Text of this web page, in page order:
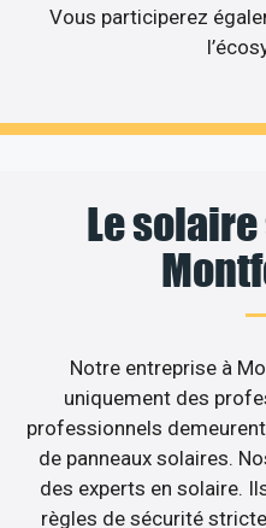
Vous participerez
Le
Notre entreprise à
uniquement des
professionnels
de panneaux solaires.
des experts en solaire.
règles de sécurité